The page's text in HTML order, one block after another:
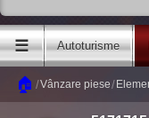
☰ Autoturisme
🏠 /Vânzare piese/